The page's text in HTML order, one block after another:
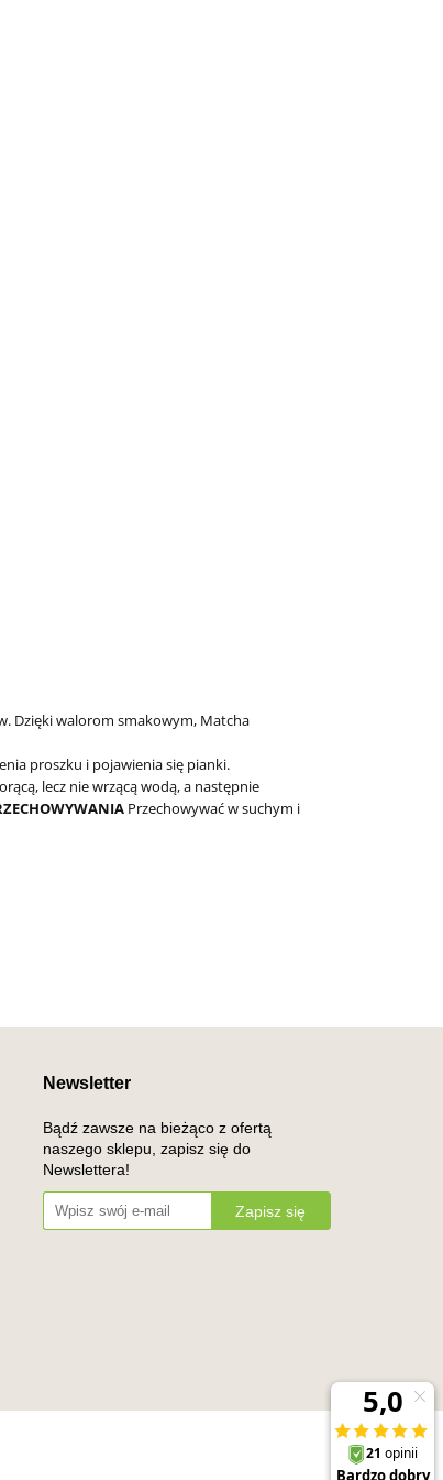
Dzięki walorom smakowym, Matcha
proszku i pojawienia się pianki.
lecz nie wrzącą wodą, a następnie
Przechowywać w suchym i
Newsletter
Bądź zawsze na bieżąco z ofertą
naszego sklepu, zapisz się do
Newslettera!